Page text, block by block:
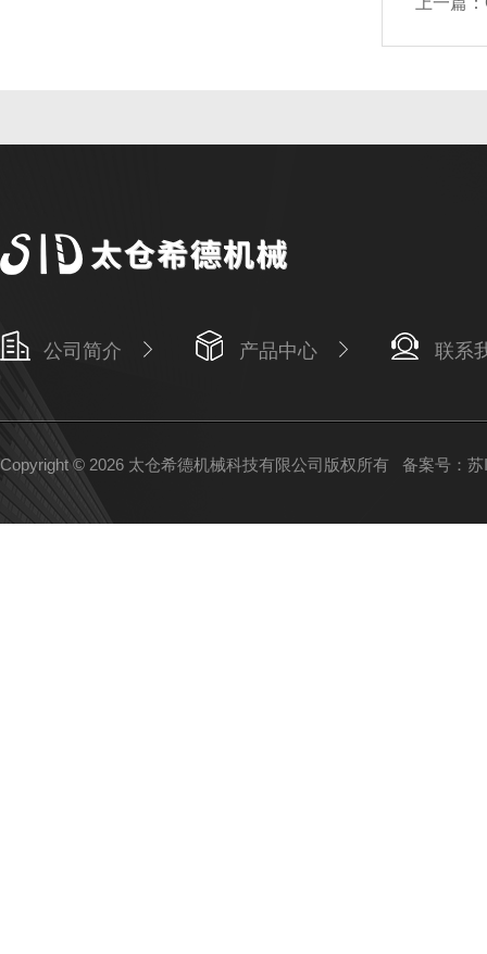
公司简介 产品中心 联系
Copyright © 2026 太仓希德机械科技有限公司版权所有 备案号：